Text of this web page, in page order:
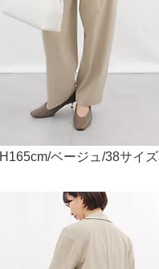
H165cm/ベージュ/38サイズ